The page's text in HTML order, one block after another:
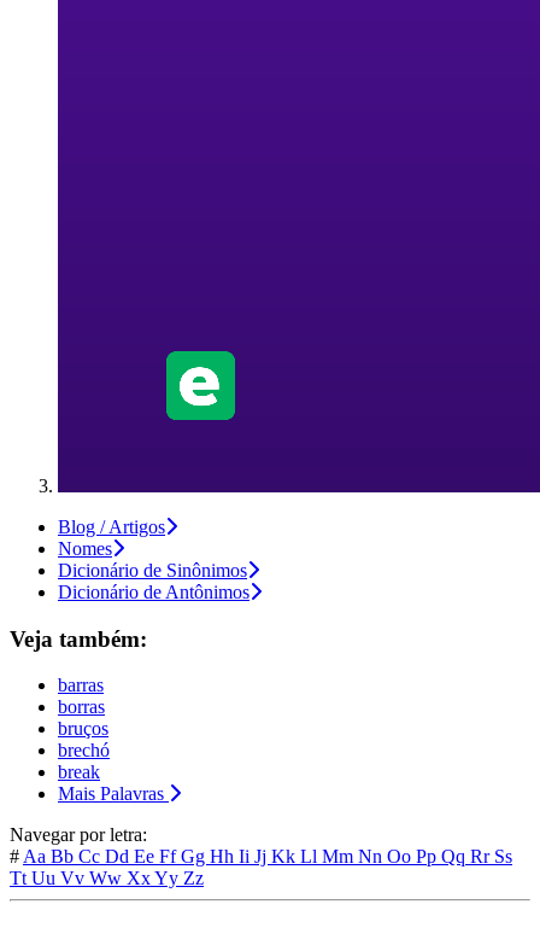
Blog / Artigos
Nomes
Dicionário de Sinônimos
Dicionário de Antônimos
Veja também:
barras
borras
bruços
brechó
break
Mais Palavras
Navegar por letra:
# Aa Bb Cc Dd Ee FfGg Hh Ii Jj Kk Ll Mm Nn Oo Pp Qq Rr Ss
Tt Uu Vv Ww XxYy Zz